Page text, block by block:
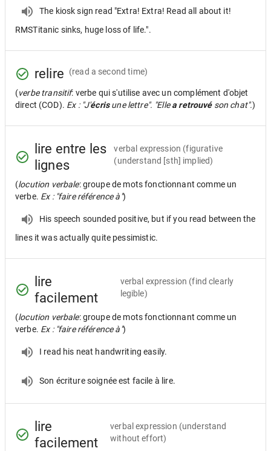
The kiosk sign read "Extra! Extra! Read all about it!
RMSTitanic sinks, huge loss of life.".
relire (read a second time)
(verbe transitif: verbe qui s'utilise avec un complément d'objet
direct (COD). Ex : "J'écrisune lettre". "Ellea retrouvéson chat".)
lire entre les
lignes
verbal expression (figurative
(understand [sth] implied)
(locution verbale: groupe de mots fonctionnant comme un
verbe. Ex : "faire référence à")
His speech sounded positive, but if you read between the
lines it was actually quite pessimistic.
lire
facilement
verbal expression (find clearly
legible)
(locution verbale: groupe de mots fonctionnant comme un
verbe. Ex : "faire référence à")
I read his neat handwriting easily.
Son écriture soignée est facile à lire.
lire
facilement
verbal expression (understand
without effort)